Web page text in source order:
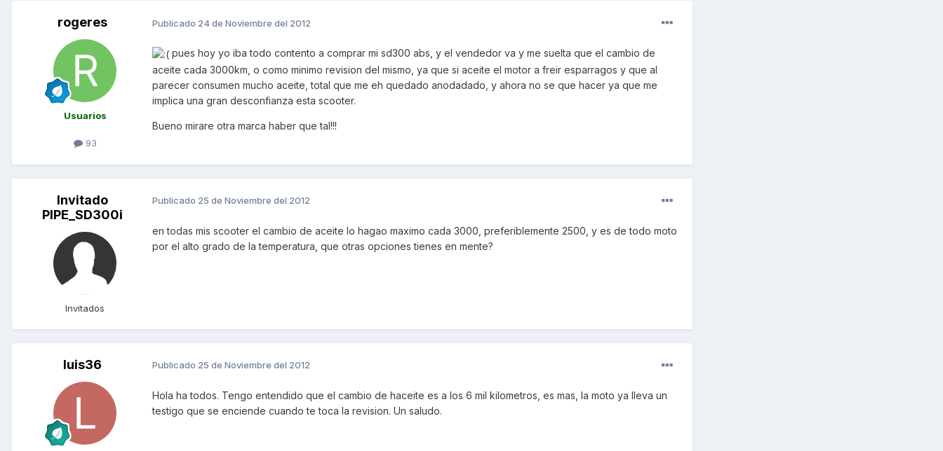
rogeres
Usuarios
93
Publicado 24 de Noviembre del 2012
pues hoy yo iba todo contento a comprar mi sd300 abs, y el vendedor va y me suelta que el cambio de
aceite cada 3000km, o como minimo revision del mismo, ya que si aceite el motor a freir esparragos y que al
parecer consumen mucho aceite, total que me eh quedado anodadado, y ahora no se que hacer ya que me
implica una gran desconfianza esta scooter.
Bueno mirare otra marca haber que tal!!!
Invitado
PIPE_SD300i
Invitados
Publicado 25 de Noviembre del 2012
en todas mis scooter el cambio de aceite lo hagao maximo cada 3000, preferiblemente 2500, y es de todo moto
por el alto grado de la temperatura, que otras opciones tienes en mente?
luis36 Publicado 25 de Noviembre del 2012
Hola ha todos. Tengo entendido que el cambio de haceite es a los 6 mil kilometros, es mas, la moto ya lleva un
testigo que se enciende cuando te toca la revision. Un saludo.